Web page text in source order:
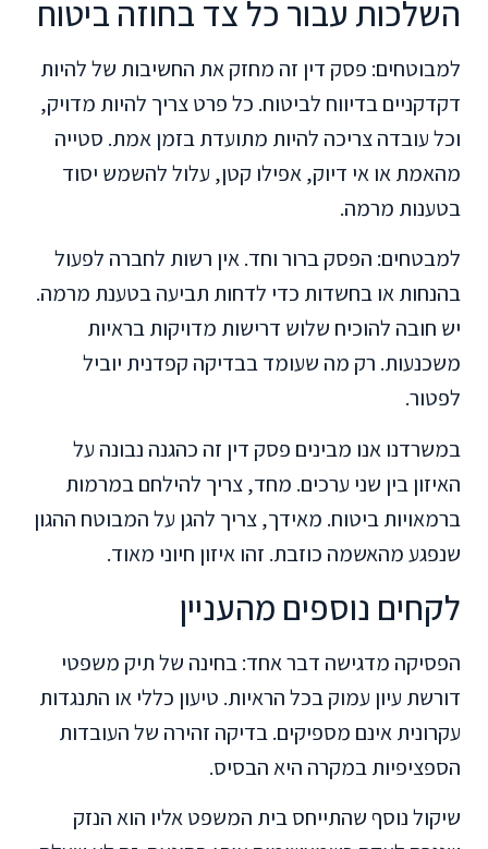
השלכות עבור כל צד בחוזה ביטוח
למבוטחים: פסק דין זה מחזק את החשיבות של להיות
דקדקניים בדיווח לביטוח. כל פרט צריך להיות מדויק,
וכל עובדה צריכה להיות מתועדת בזמן אמת. סטייה
מהאמת או אי דיוק, אפילו קטן, עלול להשמש יסוד
בטענות מרמה.
למבטחים: הפסק ברור וחד. אין רשות לחברה לפעול
בהנחות או בחשדות כדי לדחות תביעה בטענת מרמה.
יש חובה להוכיח שלוש דרישות מדויקות בראיות
משכנעות. רק מה שעומד בבדיקה קפדנית יוביל
לפטור.
במשרדנו אנו מבינים פסק דין זה כהגנה נבונה על
האיזון בין שני ערכים. מחד, צריך להילחם במרמות
ברמאויות ביטוח. מאידך, צריך להגן על המבוטח ההגון
שנפגע מהאשמה כוזבת. זהו איזון חיוני מאוד.
לקחים נוספים מהעניין
הפסיקה מדגישה דבר אחד: בחינה של תיק משפטי
דורשת עיון עמוק בכל הראיות. טיעון כללי או התנגדות
עקרונית אינם מספיקים. בדיקה זהירה של העובדות
הספציפיות במקרה היא הבסיס.
שיקול נוסף שהתייחס בית המשפט אליו הוא הנזק